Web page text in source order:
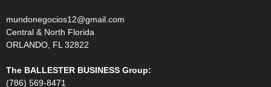
mundonegocios12@gmail.com
Central & North Florida
ORLANDO, FL 32822
The BALLESTER BUSINESS Group:
(786) 569-8471